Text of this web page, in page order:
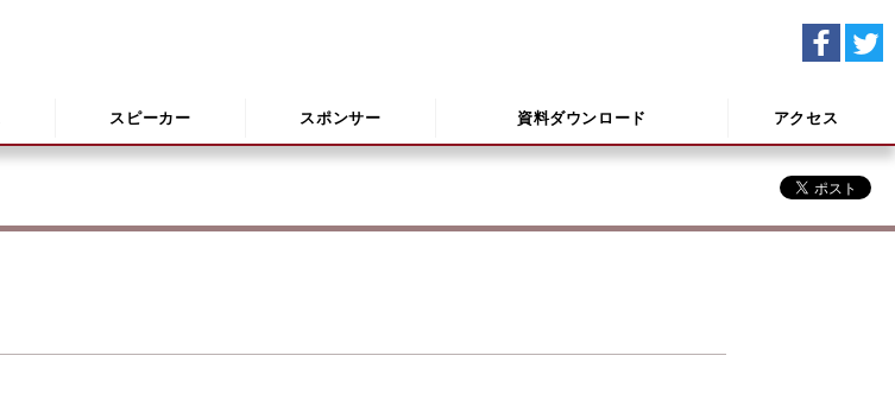
スピーカー スポンサー 資料ダウンロード アクセス